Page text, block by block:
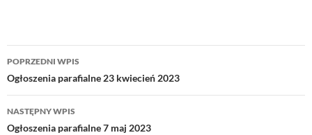
Nawigacja
wpisu
POPRZEDNI WPIS
Ogłoszenia parafialne 23 kwiecień 2023
NASTĘPNY WPIS
Ogłoszenia parafialne 7 maj 2023